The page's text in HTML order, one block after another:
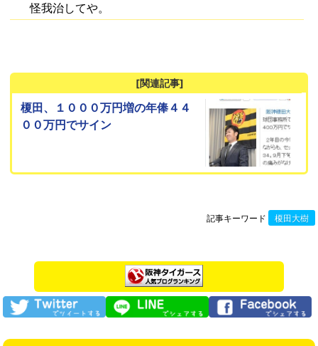
怪我治してや。
[関連記事]
榎田、１０００万円増の年俸４４
００万円でサイン
記事キーワード 榎田大樹